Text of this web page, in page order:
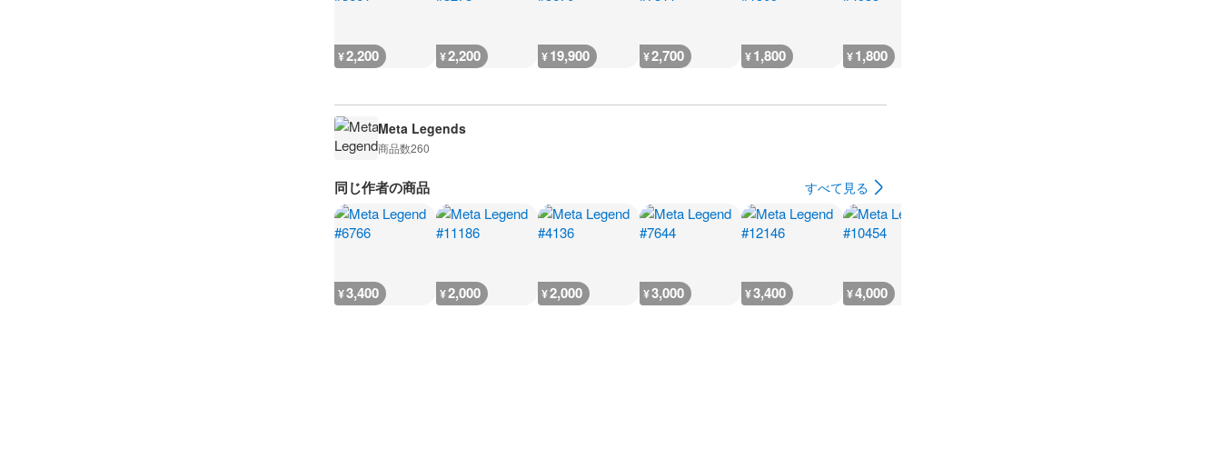
¥2,200 ¥2,200 ¥19,900 ¥2,700 ¥1,800 ¥1,800
Meta Legends
商品数260
同じ作者の商品 すべて見る
¥3,400 ¥2,000 ¥2,000 ¥3,000 ¥3,400 ¥4,000